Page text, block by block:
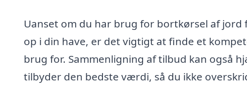
Uanset om du har brug for bortkørsel af
op i din have, er det vigtigt at finde et
brug for. Sammenligning af tilbud kan også
tilbyder den bedste værdi, så du ikke